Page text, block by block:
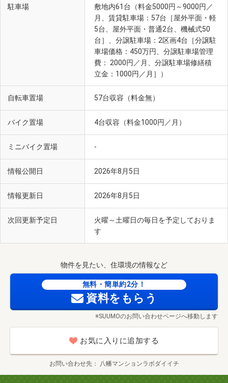
駐車場
敷地内61台（料金5000円～9000円／
月、賃貸駐車場：57台［屋外平面・軽
5台、屋外平面・普通2台、機械式50
台］、分譲駐車場：2区画4台［分譲駐
車場価格：450万円、分譲駐車場管理
費： 2000円／月、分譲駐車場修繕積
立金：1000円／月］）
自転車置場 57台収容（料金無）
バイク置場 4台収容（料金1000円／月）
ミニバイク置場 -
情報公開日 2026年8月5日
情報更新日 2026年8月5日
次回更新予定日
火曜～土曜日の毎日を予定しておりま
す
物件を見たい、住環境の情報など
無料・簡単約2分！
資料をもらう
※SUUMOのお問い合わせページへ移動します
お気に入りに追加する
お問い合わせ先 八幡マンションラボダイイチ